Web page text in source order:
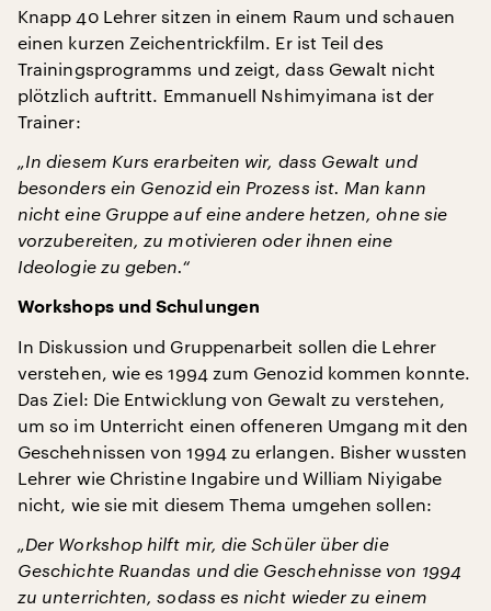
Knapp 40 Lehrer sitzen in einem Raum und schauen
einen kurzen Zeichentrickfilm. Er ist Teil des
Trainingsprogramms und zeigt, dass Gewalt nicht
plötzlich auftritt. Emmanuell Nshimyimana ist der
Trainer:
„In diesem Kurs erarbeiten wir, dass Gewalt und
besonders ein Genozid ein Prozess ist. Man kann
nicht eine Gruppe auf eine andere hetzen, ohne sie
vorzubereiten, zu motivieren oder ihnen eine
Ideologie zu geben.“
Workshops und Schulungen
In Diskussion und Gruppenarbeit sollen die Lehrer
verstehen, wie es 1994 zum Genozid kommen konnte.
Das Ziel: Die Entwicklung von Gewalt zu verstehen,
um so im Unterricht einen offeneren Umgang mit den
Geschehnissen von 1994 zu erlangen. Bisher wussten
Lehrer wie Christine Ingabire und William Niyigabe
nicht, wie sie mit diesem Thema umgehen sollen:
„Der Workshop hilft mir, die Schüler über die
Geschichte Ruandas und die Geschehnisse von 1994
zu unterrichten, sodass es nicht wieder zu einem